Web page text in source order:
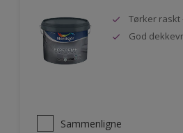
Tørker raskt
God
Sammenligne